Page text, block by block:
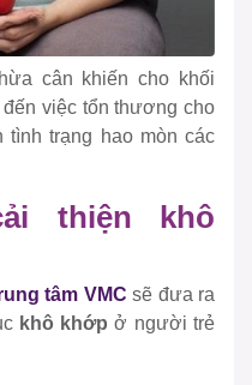
cân khiến cho khối
việc tổn thương cho
trạng hao mòn các
thiện khô
tâm VMC sẽ đưa ra
khô khớp ở người trẻ